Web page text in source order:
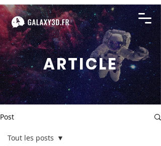
ARTICLE
Post
Tout les posts